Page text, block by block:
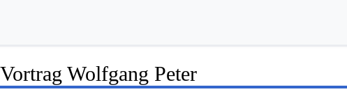
Vortrag Wolfgang Peter